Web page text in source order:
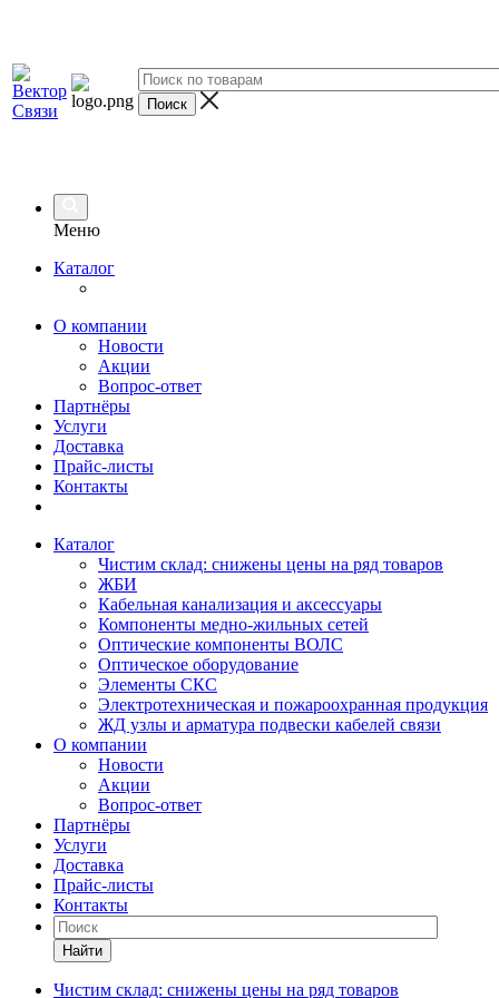
Меню
Каталог
О компании
Новости
Акции
Вопрос-ответ
Партнёры
Услуги
Доставка
Прайс-листы
Контакты
Каталог
Чистим склад: снижены цены на ряд товаров
ЖБИ
Кабельная канализация и аксессуары
Компоненты медно-жильных сетей
Оптические компоненты ВОЛС
Оптическое оборудование
Элементы СКС
Электротехническая и пожароохранная продукция
ЖД узлы и арматура подвески кабелей связи
О компании
Новости
Акции
Вопрос-ответ
Партнёры
Услуги
Доставка
Прайс-листы
Контакты
Найти
Чистим склад: снижены цены на ряд товаров